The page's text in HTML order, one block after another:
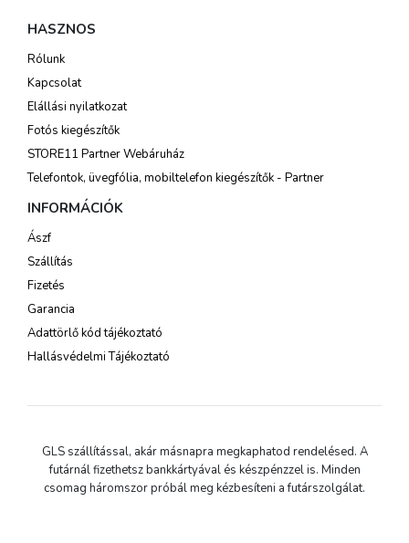
HASZNOS
Rólunk
Kapcsolat
Elállási nyilatkozat
Fotós kiegészítők
STORE11 Partner Webáruház
Telefontok, üvegfólia, mobiltelefon kiegészítők - Partner
INFORMÁCIÓK
Ászf
Szállítás
Fizetés
Garancia
Adattörlő kód tájékoztató
Hallásvédelmi Tájékoztató
GLS szállítással, akár másnapra megkaphatod rendelésed. A
futárnál fizethetsz bankkártyával és készpénzzel is. Minden
csomag háromszor próbál meg kézbesíteni a futárszolgálat.